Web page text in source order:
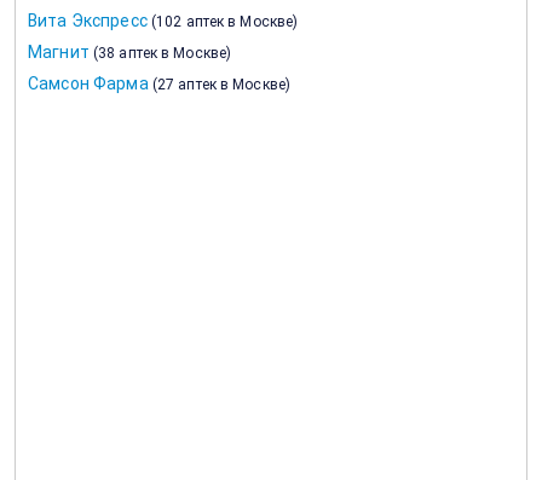
Вита Экспресс (102 аптек в Москве)
Магнит (38 аптек в Москве)
Самсон Фарма (27 аптек в Москве)